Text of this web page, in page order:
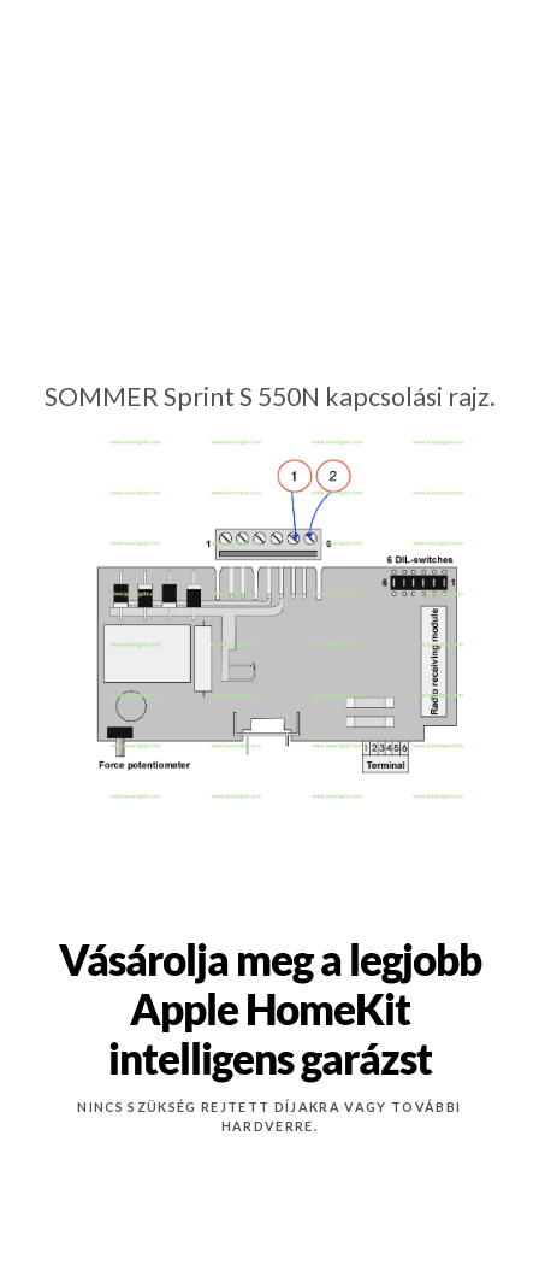
SOMMER Sprint S 550N kapcsolási rajz.
Vásárolja meg a legjobb
Apple HomeKit
intelligens garázst
NINCS SZÜKSÉG REJTETT DÍJAKRA VAGY TOVÁBBI
HARDVERRE.